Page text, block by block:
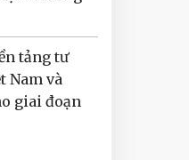
tảng tư
Nam và
giai đoạn